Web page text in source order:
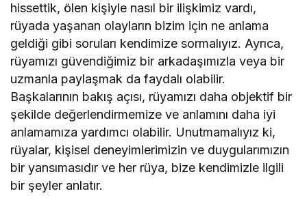
hissettik, ölen kişiyle nasıl bir ilişkimiz vardı,
rüyada yaşanan olayların bizim için ne anlama
geldiği gibi soruları kendimize sormalıyız. Ayrıca,
rüyamızı güvendiğimiz bir arkadaşımızla veya bir
uzmanla paylaşmak da faydalı olabilir.
Başkalarının bakış açısı, rüyamızı daha objektif bir
şekilde değerlendirmemize ve anlamını daha iyi
anlamamıza yardımcı olabilir. Unutmamalıyız ki,
rüyalar, kişisel deneyimlerimizin ve duygularımızın
bir yansımasıdır ve her rüya, bize kendimizle ilgili
bir şeyler anlatır.